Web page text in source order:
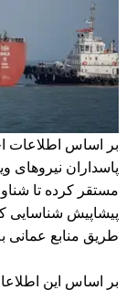
بر اساس اطلاعات
پاسداران نیروهای
مستقر کرده تا
پیشاپیش شناسایی
طریق منابع عمانی
بر اساس این